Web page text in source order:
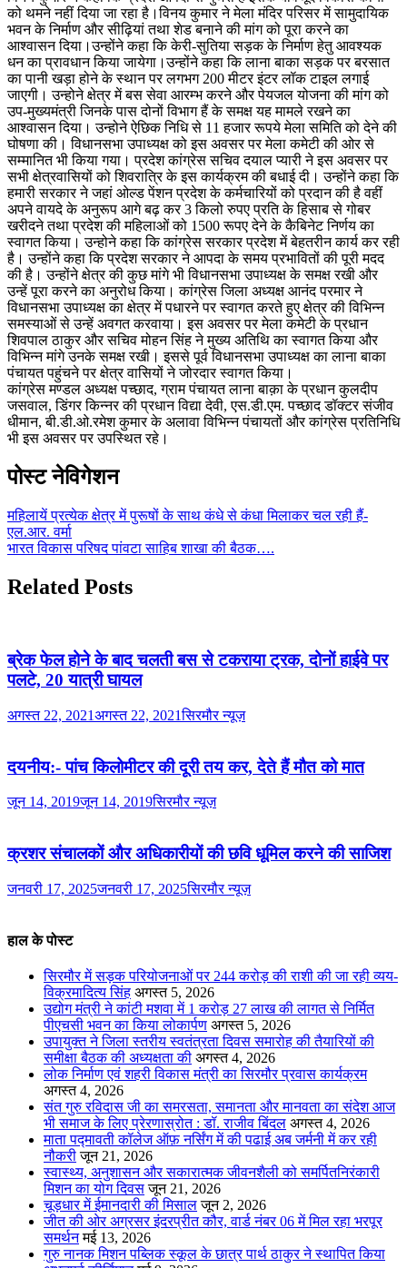
को थमने नहीं दिया जा रहा है।विनय कुमार ने मेला मंदिर परिसर में सामुदायिक
भवन के निर्माण और सीढ़ियां तथा शेड बनाने की मांग को पूरा करने का
आश्वासन दिया।उन्होंने कहा कि केरी-सुतिया सड़क के निर्माण हेतु आवश्यक
धन का प्रावधान किया जायेगा।उन्होंने कहा कि लाना बाका सड़क पर बरसात
का पानी खड़ा होने के स्थान पर लगभग 200 मीटर इंटर लॉक टाइल लगाई
जाएगी। उन्होने क्षेत्र में बस सेवा आरम्भ करने और पेयजल योजना की मांग को
उप-मुख्यमंत्री जिनके पास दोनों विभाग हैं के समक्ष यह मामले रखने का
आश्वासन दिया। उन्होने ऐछिक निधि से 11 हजार रूपये मेला समिति को देने की
घोषणा की। विधानसभा उपाध्यक्ष को इस अवसर पर मेला कमेटी की ओर से
सम्मानित भी किया गया। प्रदेश कांग्रेस सचिव दयाल प्यारी ने इस अवसर पर
सभी क्षेत्रवासियों को शिवरात्रि के इस कार्यक्रम की बधाई दी। उन्होंने कहा कि
हमारी सरकार ने जहां ओल्ड पेंशन प्रदेश के कर्मचारियों को प्रदान की है वहीं
अपने वायदे के अनुरूप आगे बढ़ कर 3 किलो रुपए प्रति के हिसाब से गोबर
खरीदने तथा प्रदेश की महिलाओं को 1500 रूपए देने के कैबिनेट निर्णय का
स्वागत किया। उन्होने कहा कि कांग्रेस सरकार प्रदेश में बेहतरीन कार्य कर रही
है। उन्होंने कहा कि प्रदेश सरकार ने आपदा के समय प्रभावितों की पूरी मदद
की है। उन्होंने क्षेत्र की कुछ मांगे भी विधानसभा उपाध्यक्ष के समक्ष रखी और
उन्हें पूरा करने का अनुरोध किया। कांग्रेस जिला अध्यक्ष आनंद परमार ने
विधानसभा उपाध्यक्ष का क्षेत्र में पधारने पर स्वागत करते हुए क्षेत्र की विभिन्न
समस्याओं से उन्हें अवगत करवाया। इस अवसर पर मेला कमेटी के प्रधान
शिवपाल ठाकुर और सचिव मोहन सिंह ने मुख्य अतिथि का स्वागत किया और
विभिन्न मांगे उनके समक्ष रखी। इससे पूर्व विधानसभा उपाध्यक्ष का लाना बाका
पंचायत पहुंचने पर क्षेत्र वासियों ने जोरदार स्वागत किया।
कांग्रेस मण्डल अध्यक्ष पच्छाद, ग्राम पंचायत लाना बाक़ा के प्रधान कुलदीप
जसवाल, डिंगर किन्नर की प्रधान विद्या देवी, एस.डी.एम. पच्छाद डॉक्टर संजीव
धीमान, बी.डी.ओ.रमेश कुमार के अलावा विभिन्न पंचायतों और कांग्रेस प्रतिनिधि
भी इस अवसर पर उपस्थित रहे।
पोस्ट नेविगेशन
महिलायें प्रत्येक क्षेत्र में पुरूषों के साथ कंधे से कंधा मिलाकर चल रही हैं-
एल.आर. वर्मा
भारत विकास परिषद पांवटा साहिब शाखा की बैठक….
Related Posts
ब्रेक फेल होने के बाद चलती बस से टकराया ट्रक, दोनों हाईवे पर
पलटे, 20 यात्री घायल
अगस्त 22, 2021अगस्त 22, 2021सिरमौर न्यूज़
दयनीय:- पांच किलोमीटर की दूरी तय कर, देते हैं मौत को मात
जून 14, 2019जून 14, 2019सिरमौर न्यूज़
क्रशर संचालकों और अधिकारीयों की छवि धूमिल करने की साजिश
जनवरी 17, 2025जनवरी 17, 2025सिरमौर न्यूज़
हाल के पोस्ट
सिरमौर में सड़क परियोजनाओं पर 244 करोड़ की राशी की जा रही व्यय-
विक्रमादित्य सिंह अगस्त 5, 2026
उद्योग मंत्री ने कांटी मशवा में 1 करोड़ 27 लाख की लागत से निर्मित
पीएचसी भवन का किया लोकार्पण अगस्त 5, 2026
उपायुक्त ने जिला स्तरीय स्वतंत्रता दिवस समारोह की तैयारियों की
समीक्षा बैठक की अध्यक्षता की अगस्त 4, 2026
लोक निर्माण एवं शहरी विकास मंत्री का सिरमौर प्रवास कार्यक्रम
अगस्त 4, 2026
संत गुरु रविदास जी का समरसता, समानता और मानवता का संदेश आज
भी समाज के लिए प्रेरणास्रोत : डॉ. राजीव बिंदल अगस्त 4, 2026
माता पद्मावती कॉलेज ऑफ़ नर्सिंग में की पढाई अब जर्मनी में कर रही
नौकरी जून 21, 2026
स्वास्थ्य, अनुशासन और सकारात्मक जीवनशैली को समर्पितनिरंकारी
मिशन का योग दिवस जून 21, 2026
चूड़धार में ईमानदारी की मिसाल जून 2, 2026
जीत की ओर अग्रसर इंदरप्रीत कौर, वार्ड नंबर 06 में मिल रहा भरपूर
समर्थन मई 13, 2026
गुरु नानक मिशन पब्लिक स्कूल के छात्र पार्थ ठाकुर ने स्थापित किया